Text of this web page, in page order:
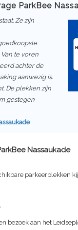
ParkBee
Ze zijn
te voren
achter de
aanwezig is.
De plekken zijn
gestegen
Nassaukade
parkeerplekken
bezoek aan het